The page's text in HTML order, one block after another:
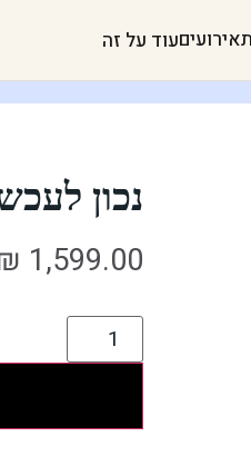
אירועיםעוד על זה
נכון
1,599.00